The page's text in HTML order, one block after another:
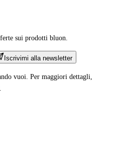
sui prodotti bluon.
Iscrivimi alla newsletter
vuoi. Per maggiori dettagli,